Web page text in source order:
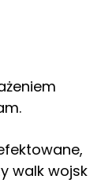
walk wojsk